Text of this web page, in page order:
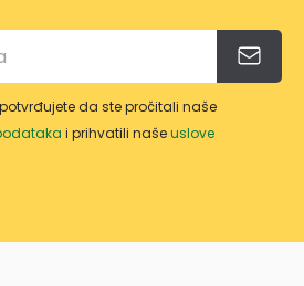
da ste pročitali naše
i prihvatili našeuslove